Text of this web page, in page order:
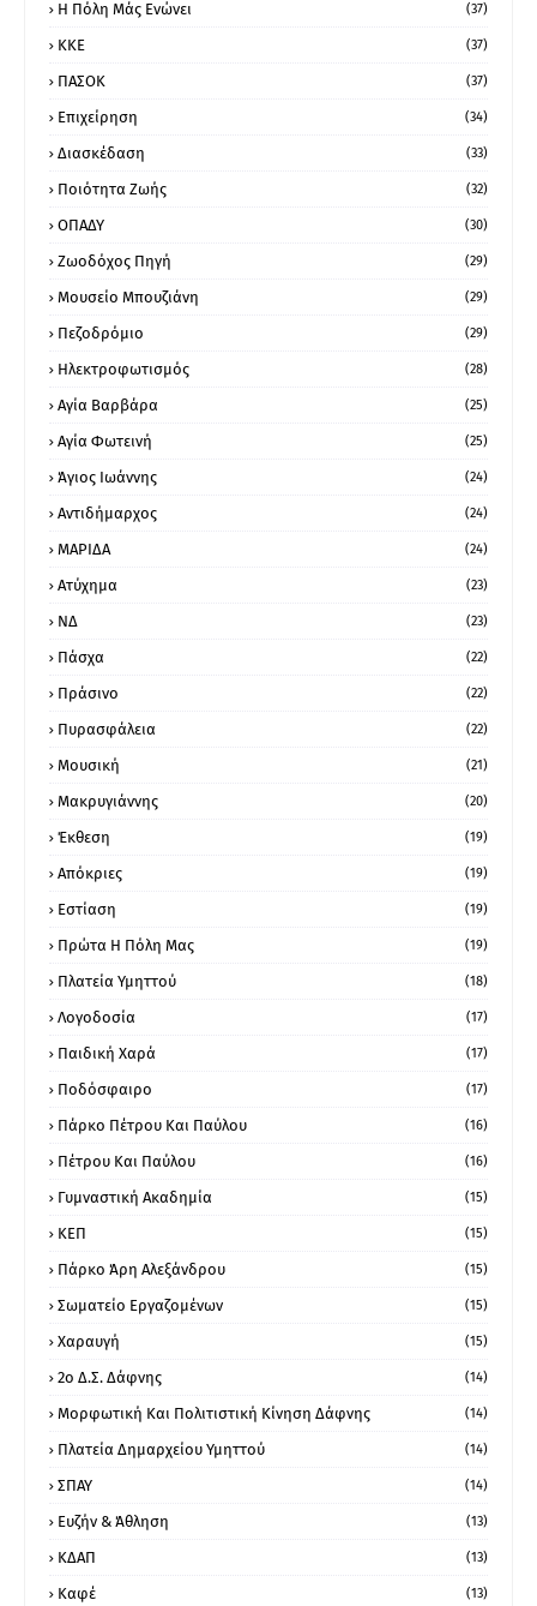
Η Πόλη Μάς Ενώνει (37)
ΚΚΕ (37)
ΠΑΣΟΚ (37)
Επιχείρηση (34)
Διασκέδαση (33)
Ποιότητα Ζωής (32)
ΟΠΑΔΥ (30)
Ζωοδόχος Πηγή (29)
Μουσείο Μπουζιάνη (29)
Πεζοδρόμιο (29)
Ηλεκτροφωτισμός (28)
Αγία Βαρβάρα (25)
Αγία Φωτεινή (25)
Άγιος Ιωάννης (24)
Αντιδήμαρχος (24)
ΜΑΡΙΔΑ (24)
Ατύχημα (23)
ΝΔ (23)
Πάσχα (22)
Πράσινο (22)
Πυρασφάλεια (22)
Μουσική (21)
Μακρυγιάννης (20)
Έκθεση (19)
Απόκριες (19)
Εστίαση (19)
Πρώτα Η Πόλη Μας (19)
Πλατεία Υμηττού (18)
Λογοδοσία (17)
Παιδική Χαρά (17)
Ποδόσφαιρο (17)
Πάρκο Πέτρου Και Παύλου (16)
Πέτρου Και Παύλου (16)
Γυμναστική Ακαδημία (15)
ΚΕΠ (15)
Πάρκο Άρη Αλεξάνδρου (15)
Σωματείο Εργαζομένων (15)
Χαραυγή (15)
2ο Δ.Σ. Δάφνης (14)
Μορφωτική Και Πολιτιστική Κίνηση Δάφνης (14)
Πλατεία Δημαρχείου Υμηττού (14)
ΣΠΑΥ (14)
Ευζήν & Άθληση (13)
ΚΔΑΠ (13)
Καφέ (13)